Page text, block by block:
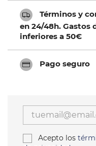
Términos y
en 24/48h. Gastos
inferiores a 50€
Pago seguro
Acepto los